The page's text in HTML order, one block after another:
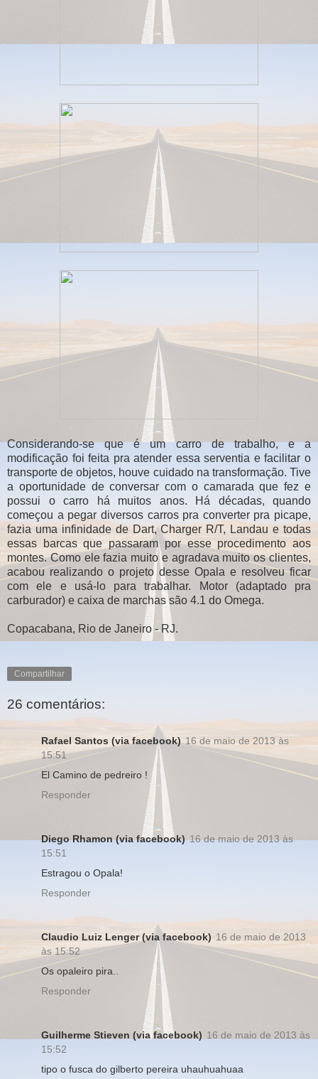
Considerando-se que é um carro de trabalho, e a
modificação foi feita pra atender essa serventia e facilitar o
transporte de objetos, houve cuidado na transformação. Tive
a oportunidade de conversar com o camarada que fez e
possui o carro há muitos anos. Há décadas, quando
começou a pegar diversos carros pra converter pra picape,
fazia uma infinidade de Dart, Charger R/T, Landau e todas
essas barcas que passaram por esse procedimento aos
montes. Como ele fazia muito e agradava muito os clientes,
acabou realizando o projeto desse Opala e resolveu ficar
com ele e usá-lo para trabalhar. Motor (adaptado pra
carburador) e caixa de marchas são 4.1 do Omega.
Copacabana, Rio de Janeiro - RJ.
Compartilhar
26 comentários:
Rafael Santos (via facebook) 16 de maio de 2013 às
15:51
El Camino de pedreiro !
Responder
Diego Rhamon (via facebook) 16 de maio de 2013 às
15:51
Estragou o Opala!
Responder
Claudio Luiz Lenger (via facebook) 16 de maio de 2013
às 15:52
Os opaleiro pira..
Responder
Guilherme Stieven (via facebook) 16 de maio de 2013 às
15:52
tipo o fusca do gilberto pereira uhauhuahuaa